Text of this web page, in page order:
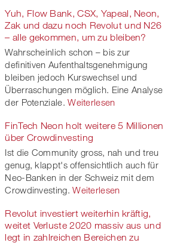
Yuh, Flow Bank, CSX, Yapeal, Neon,
Zak und dazu noch Revolut und N26
– alle gekommen, um zu bleiben?
Wahrscheinlich schon – bis zur
definitiven Aufenthaltsgenehmigung
bleiben jedoch Kurswechsel und
Überraschungen möglich. Eine Analyse
der Potenziale. Weiterlesen
FinTech Neon holt weitere 5 Millionen
über Crowdinvesting
Ist die Community gross, nah und treu
genug, klappt's offensichtlich auch für
Neo-Banken in der Schweiz mit dem
Crowdinvesting. Weiterlesen
Revolut investiert weiterhin kräftig,
weitet Verluste 2020 massiv aus und
legt in zahlreichen Bereichen zu